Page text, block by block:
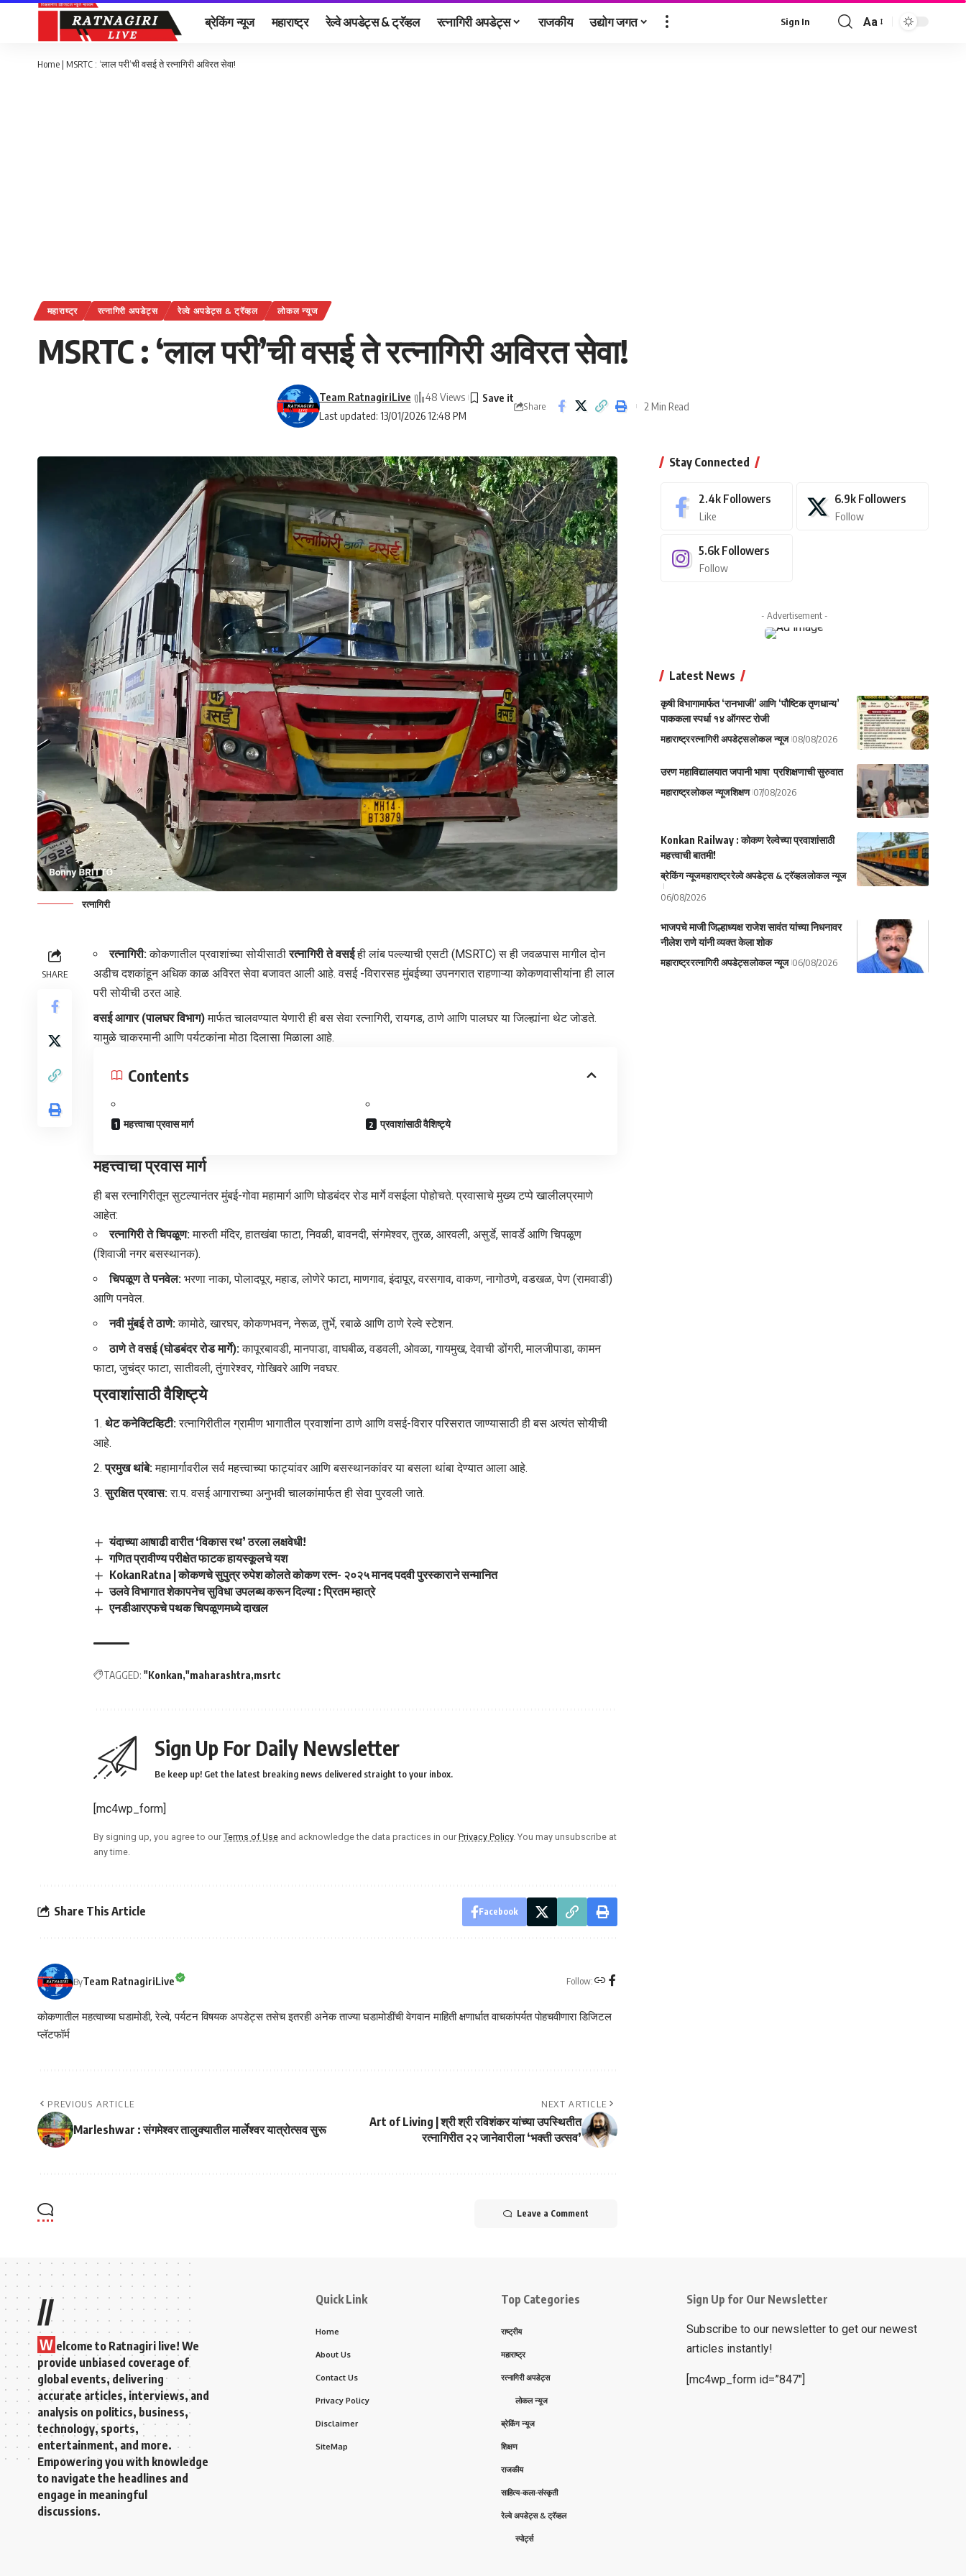
ब्रेकिंग न्यूज महाराष्ट्र रेल्वे अपडेट्स & ट्रॅव्हल रत्नागिरी अपडेट्स राजकीय उद्योग जगत Sign In
Font
Aa
Home | MSRTC : ‘लाल परी’ची वसई ते रत्नागिरी अविरत सेवा!
महाराष्ट्र रत्नागिरी अपडेट्स रेल्वे अपडेट्स & ट्रॅव्हल लोकल न्यूज
MSRTC : ‘लाल परी’ची वसई ते रत्नागिरी अविरत सेवा!
Last updated: 13/01/2026 12:48 PM
Team RatnagiriLive 48 Views
Share 2 Min Read
रत्नागिरी
SHARE
रत्नागिरी:कोकणातील प्रवाशांच्या सोयीसाठीरत्नागिरी ते वसईही लांब पल्ल्याची एसटी (MSRTC) स ही जवळपास मागील दोन
अडीच दशकांहून अधिक काळ अविरत सेवा बजावत आली आहे. वसई -विरारसह मुंबईच्या उपनगरात राहणाऱ्या कोकणवासीयांना ही लाल
परी सोयीची ठरत आहे.
वसई आगार (पालघर विभाग)मार्फत चालवण्यात येणारी ही बस सेवा रत्नागिरी, रायगड, ठाणे आणि पालघर या जिल्ह्यांना थेट जोडते.
यामुळे चाकरमानी आणि पर्यटकांना मोठा दिलासा मिळाला आहे.
Contents
महत्त्वाचा प्रवास मार्ग ​प्रवाशांसाठी वैशिष्ट्ये
महत्त्वाचा प्रवास मार्ग
​ही बस रत्नागिरीतून सुटल्यानंतर मुंबई-गोवा महामार्ग आणि घोडबंदर रोड मार्गे वसईला पोहोचते. प्रवासाचे मुख्य टप्पे खालीलप्रमाणे
आहेत:
रत्नागिरी ते चिपळूण:मारुती मंदिर, हातखंबा फाटा, निवळी, बावनदी, संगमेश्वर, तुरळ, आरवली, असुर्डे, सावर्डे आणि चिपळूण
(शिवाजी नगर बसस्थानक).
चिपळूण ते पनवेल: भरणा नाका, पोलादपूर, महाड, लोणेरे फाटा, माणगाव, इंदापूर, वरसगाव, वाकण, नागोठणे, वडखळ, पेण (रामवाडी)
आणि पनवेल.
नवी मुंबई ते ठाणे:कामोठे, खारघर, कोकणभवन, नेरूळ, तुर्भे, रबाळे आणि ठाणे रेल्वे स्टेशन.
ठाणे ते वसई (घोडबंदर रोड मार्गे):कापूरबावडी, मानपाडा, वाघबीळ, वडवली, ओवळा, गायमुख, देवाची डोंगरी, मालजीपाडा, कामन
फाटा, जुचंद्र फाटा, सातीवली, तुंगारेश्वर, गोखिवरे आणि नवघर.
प्रवाशांसाठी वैशिष्ट्ये
थेट कनेक्टिव्हिटी:रत्नागिरीतील ग्रामीण भागातील प्रवाशांना ठाणे आणि वसई-विरार परिसरात जाण्यासाठी ही बस अत्यंत सोयीची
आहे.
प्रमुख थांबे:महामार्गावरील सर्व महत्त्वाच्या फाट्यांवर आणि बसस्थानकांवर या बसला थांबा देण्यात आला आहे.
सुरक्षित प्रवास:रा.प. वसई आगाराच्या अनुभवी चालकांमार्फत ही सेवा पुरवली जाते.
यंदाच्या आषाढी वारीत ‘विकास रथ’ ठरला लक्षवेधी!
गणित प्रावीण्य परीक्षेत फाटक हायस्कूलचे यश
KokanRatna | कोकणचे सुपुत्र रुपेश कोलते कोकण रत्न- २०२५ मानद पदवी पुरस्काराने सन्मानित
उलवे विभागात शेकापनेच सुविधा उपलब्ध करून दिल्या : प्रितम म्हात्रे
एनडीआरएफचे पथक चिपळूणमध्ये दाखल
TAGGED: "Konkan "maharashtra msrtc
Sign Up For Daily Newsletter
Be keep up! Get the latest breaking news delivered straight to your inbox.
[mc4wp_form]
By signing up, you agree to our Terms of Use and acknowledge the data practices in our Privacy Policy. You may unsubscribe at
any time.
Share This Article Facebook
ByTeam RatnagiriLive Follow:
कोकणातील महत्वाच्या घडामोडी, रेल्वे, पर्यटन विषयक अपडेट्स तसेच इतरही अनेक ताज्या घडामोडींची वेगवान माहिती क्षणार्धात वाचकांपर्यत पोहचवीणारा डिजिटल
प्लॅटफॉर्म
PREVIOUS ARTICLE
Marleshwar : संगमेश्वर तालुक्यातील मार्लेश्वर यात्रोत्सव सुरू
NEXT ARTICLE
Art of Living | श्री श्री रविशंकर यांच्या उपस्थितीत
रत्नागिरीत २२ जानेवारीला ‘भक्ती उत्सव’
Leave a Comment
Stay Connected
2.4k Followers
Like
6.9k Followers
Follow
5.6k Followers
Follow
- Advertisement -
Latest News
कृषी विभागामार्फत ‘रानभाजी’ आणि ‘पौष्टिक तृणधान्य’
पाककला स्पर्धा १४ ऑगस्ट रोजी
महाराष्ट्ररत्नागिरी अपडेट्सलोकल न्यूज 08/08/2026
उरण महाविद्यालयात जपानी भाषा प्रशिक्षणाची सुरुवात
महाराष्ट्रलोकल न्यूजशिक्षण 07/08/2026
Konkan Railway : कोकण रेल्वेच्या प्रवाशांसाठी
महत्त्वाची बातमी!
ब्रेकिंग न्यूजमहाराष्ट्ररेल्वे अपडेट्स & ट्रॅव्हललोकल न्यूज
06/08/2026
भाजपचे माजी जिल्हाध्यक्ष राजेश सावंत यांच्या निधनावर
नीलेश राणे यांनी व्यक्त केला शोक
महाराष्ट्ररत्नागिरी अपडेट्सलोकल न्यूज 06/08/2026
//
W elcome to Ratnagiri live! We
provide unbiased coverage of
global events, delivering
accurate articles, interviews, and
analysis on politics, business,
technology, sports,
entertainment, and more.
Empowering you with knowledge
to navigate the headlines and
engage in meaningful
discussions.
Quick Link
Home
About Us
Contact Us
Privacy Policy
Disclaimer
SiteMap
Top Categories
राष्ट्रीय
महाराष्ट्र
रत्नागिरी अपडेट्स
लोकल न्यूज
ब्रेकिंग न्यूज
शिक्षण
राजकीय
साहित्य-कला-संस्कृती
रेल्वे अपडेट्स & ट्रॅव्हल
स्पोर्ट्स
Sign Up for Our Newsletter
Subscribe to our newsletter to get our newest
articles instantly!
[mc4wp_form id=”847″]